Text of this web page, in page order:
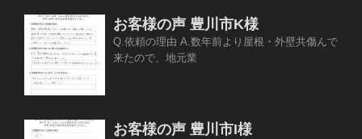
お客様の声 豊川市K様
Q.依頼の理由 A.数年前より屋根・外壁共傷んで
来たので、地元業
お客様の声 豊川市I様